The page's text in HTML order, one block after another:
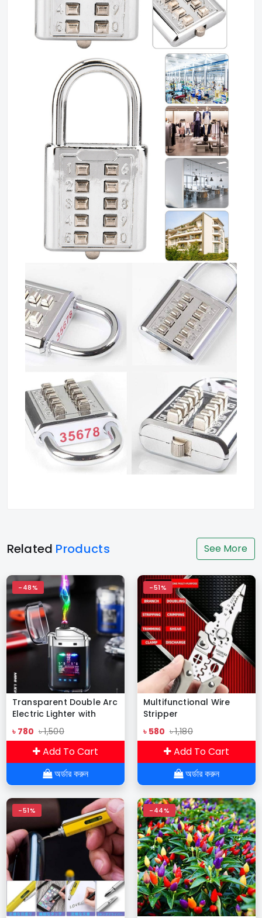
Related Products See More
-48%
Transparent Double Arc
Electric Lighter with
Display
৳ 780 ৳ 1,500
Add To Cart
অর্ডার করুন
-51%
Multifunctional Wire
Stripper
৳ 580 ৳ 1,180
Add To Cart
অর্ডার করুন
-51% -44%